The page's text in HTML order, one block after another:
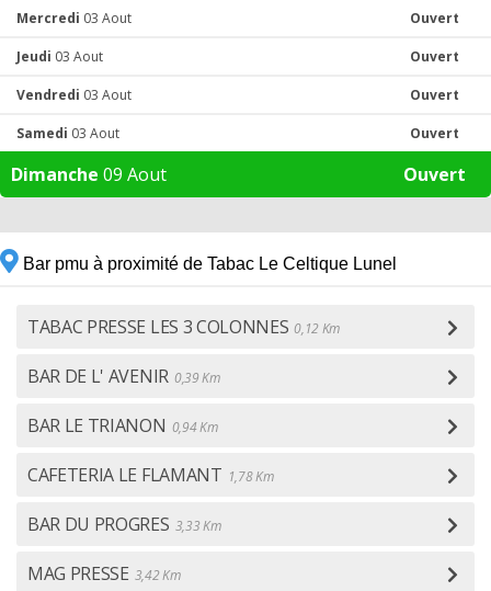
Mercredi 03 Aout Ouvert
Jeudi 03 Aout Ouvert
Vendredi 03 Aout Ouvert
Samedi 03 Aout Ouvert
Dimanche 09 Aout Ouvert
Bar pmu à proximité de Tabac Le Celtique Lunel
TABAC PRESSE LES 3 COLONNES 0,12 Km
BAR DE L' AVENIR 0,39 Km
BAR LE TRIANON 0,94 Km
CAFETERIA LE FLAMANT 1,78 Km
BAR DU PROGRES 3,33 Km
MAG PRESSE 3,42 Km